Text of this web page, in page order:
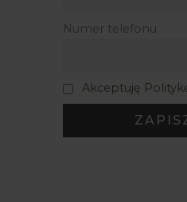
Numer telefonu
Akceptuję